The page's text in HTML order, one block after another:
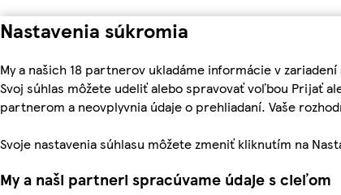
Nastavenia súkromia
My a našich 18 partnerov ukladáme informácie v
Svoj súhlas môžete udeliť alebo spravovať voľbou Prijať
partnerom a neovplyvnia údaje o prehliadaní. Vaše
Svoje nastavenia súhlasu môžete zmeniť kliknutím na
My a naši partneri spracúvame údaje s cieľom